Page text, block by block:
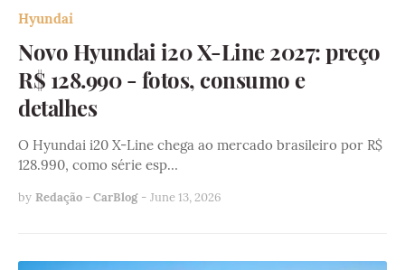
Hyundai
Novo Hyundai i20 X-Line 2027: preço
R$ 128.990 - fotos, consumo e
detalhes
O Hyundai i20 X-Line chega ao mercado brasileiro por R$
128.990, como série esp…
by Redação - CarBlog - June 13, 2026